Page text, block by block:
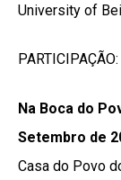
University of
PARTICIPAÇÃO:
Na Boca do
Setembro de
Casa do Povo